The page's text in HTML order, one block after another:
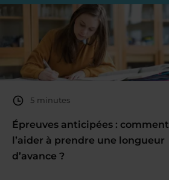
5 minutes
Épreuves anticipées : comment
l’aider à prendre une longueur
d’avance ?